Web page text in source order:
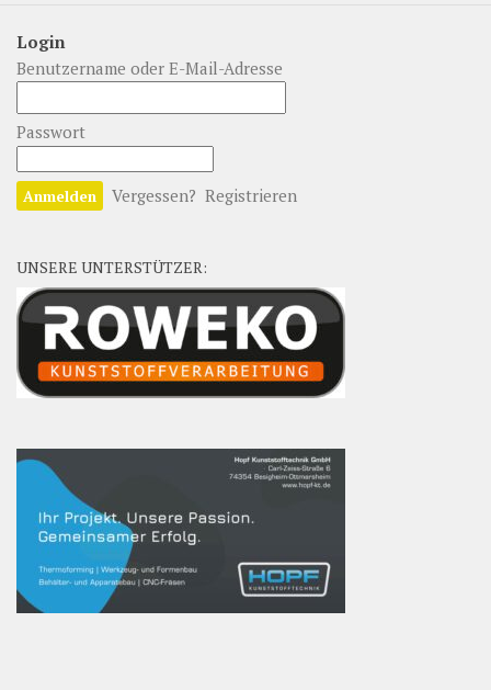
Login
Benutzername oder E-Mail-Adresse
Passwort
Vergessen? Registrieren
UNSERE UNTERSTÜTZER: